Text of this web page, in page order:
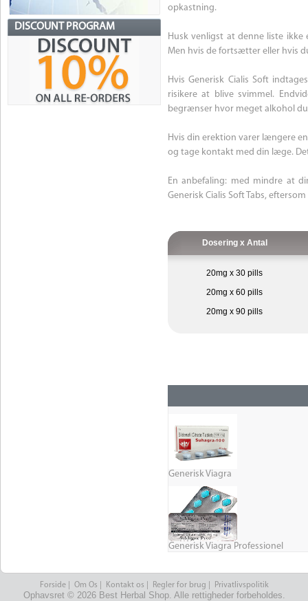
DISCOUNT PROGRAM
opkastning.
Husk venligst at denne liste
Men hvis de fortsætter eller hvis
Hvis Generisk Cialis Soft
risikere at blive svimmel.
begrænser hvor meget alkohol
Hvis din erektion varer længere
og tage kontakt med din læge.
En anbefaling: med mindre at
Generisk Cialis Soft Tabs,
Dosering x Antal
20mg x 30 pills
20mg x 60 pills
20mg x 90 pills
Generisk Viagra
Generisk Viagra Professionel
Forside| Om Os Kontakt os Regler for brug Privatlivspolitik
Ophavsret © 2026 Best Herbal Shop. Alle rettigheder forbeholdes.